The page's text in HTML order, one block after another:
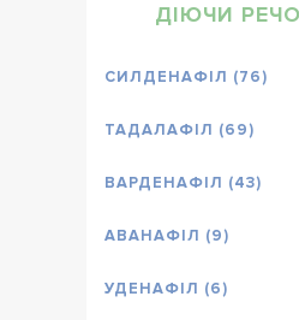
ДІЮЧИ
СИЛДЕНАФІЛ (76)
ТАДАЛАФІЛ (69)
ВАРДЕНАФІЛ (43)
АВАНАФІЛ (9)
УДЕНАФІЛ (6)